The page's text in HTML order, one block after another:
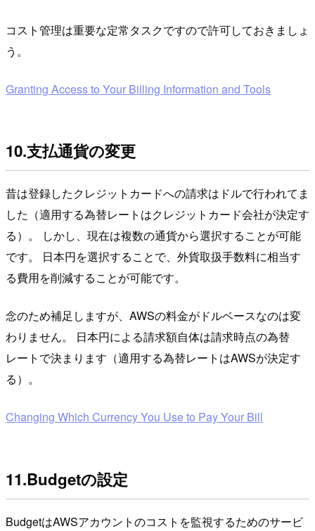
コスト管理は重要な定常タスクですので許可しておきましょ
う。
Granting Access to Your Billing Information and Tools
10.支払通貨の変更
昔は登録したクレジットカードへの請求はドルで行われてま
した（適用する為替レートはクレジットカード会社が決定す
る）。 しかし、現在は複数の通貨から選択することが可能
です。 日本円を選択することで、外貨取扱手数料に相当す
る費用を削減することが可能です。
念のため補足しますが、AWSの料金がドルベースなのは変
わりません。 日本円による請求額自体は請求時点の為替
レートで決まります（適用する為替レートはAWSが決定す
る）。
Changing Which Currency You Use to Pay Your Bill
11.Budgetの設定
BudgetはAWSアカウントのコストを監視するためのサービ